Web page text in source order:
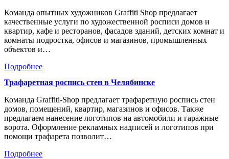
Команда опытных художников Graffiti Shop предлагает
качественные услуги по художественной росписи домов и
квартир, кафе и ресторанов, фасадов зданий, детских комнат и
комнаты подростка, офисов и магазинов, промышленных
объектов и…
Подробнее
Трафаретная роспись стен в Челябинске
Команда Graffiti-Shop предлагает трафаретную роспись стен
домов, помещений, квартир, магазинов и офисов. Также
предлагаем нанесение логотипов на автомобили и гаражные
ворота. Оформление рекламных надписей и логотипов при
помощи трафарета позволит…
Подробнее